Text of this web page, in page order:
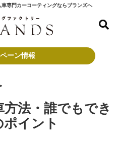
車専門カーコーティングならブランズへ
ーン情報
法・誰でもでき
イント